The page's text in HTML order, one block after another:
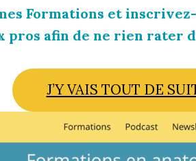
Formations et
pros afin de ne rien rater
J’Y VAIS TOUT DE